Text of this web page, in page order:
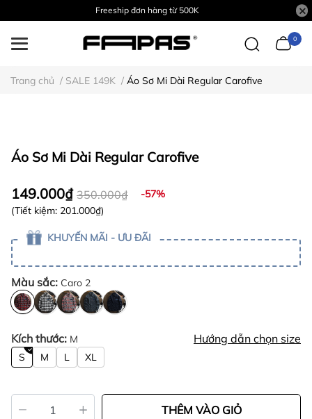
Freeship đơn hàng từ 500K
0
Trang chủ / SALE 149K / Áo Sơ Mi Dài Regular Carofive
Áo Sơ Mi Dài Regular Carofive
149.000₫ 350.000₫
-57%
(Tiết kiệm: 201.000₫)
KHUYẾN MÃI - ƯU ĐÃI
Màu sắc: Caro 2
Kích thước: M Hướng dẫn chọn size
S M L XL
THÊM VÀO GIỎ